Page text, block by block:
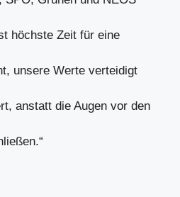
höchste Zeit für eine
unsere Werte verteidigt
anstatt die Augen vor den